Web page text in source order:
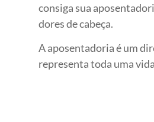
consiga sua
dores de cabeça.
A aposentadoria é um
representa toda uma